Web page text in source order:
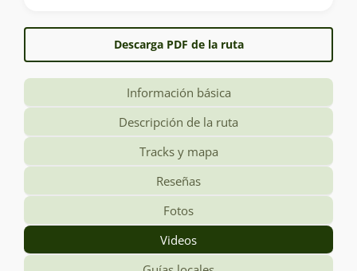
Descarga PDF de la ruta
Información básica
Descripción de la ruta
Tracks y mapa
Reseñas
Fotos
Videos